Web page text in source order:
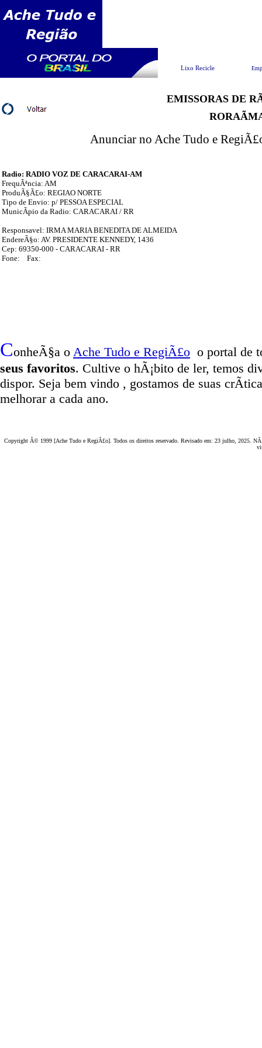
Lixo Recicle
EMISSORAS DE
Anunciar no Ache Tudo e
Radio: RADIO VOZ DE CARACARAI-AM
FrequÃªncia: AM
ProduÃ§Ã£o: REGIAO NORTE
Tipo de Envio: p/ PESSOA ESPECIAL
MunicÃ­pio da Radio: CARACARAI / RR
Responsavel: IRMA MARIA BENEDITA DE ALMEIDA
EndereÃ§o: AV. PRESIDENTE KENNEDY, 1436
Cep: 69350-000 - CARACARAI - RR
Fone: Fax:
ConheÃ§a o Ache Tudo e RegiÃ£o o portal de
seus favoritos. Cultive o hÃ¡bito de ler, temos
dispor. Seja bem vindo , gostamos de suas
melhorar a cada ano.
Copyright Â© 1999 [Ache Tudo e RegiÃ£o]. Todos os direitos reservado. Revisado em: 23 julho, 2025 .